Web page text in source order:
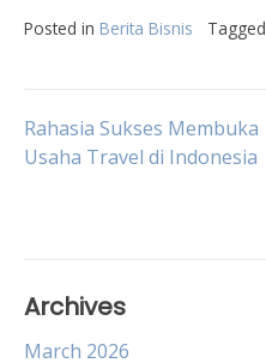
Posted in Berita Bisnis Tagged
Post
Rahasia Sukses Membuka
Usaha Travel di Indonesia
Archives
March 2026